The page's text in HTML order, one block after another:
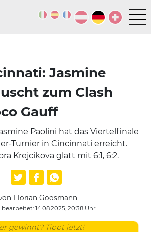
Jasmine
zum Clash
Gauff
Paolini hat das Viertelfinale
Turnier in Cincinnati erreicht.
Krejcikova glatt mit 6:1, 6:2.
Florian Goosmann
14.08.2025, 20:38 Uhr
gewinnt? Tippt jetzt!